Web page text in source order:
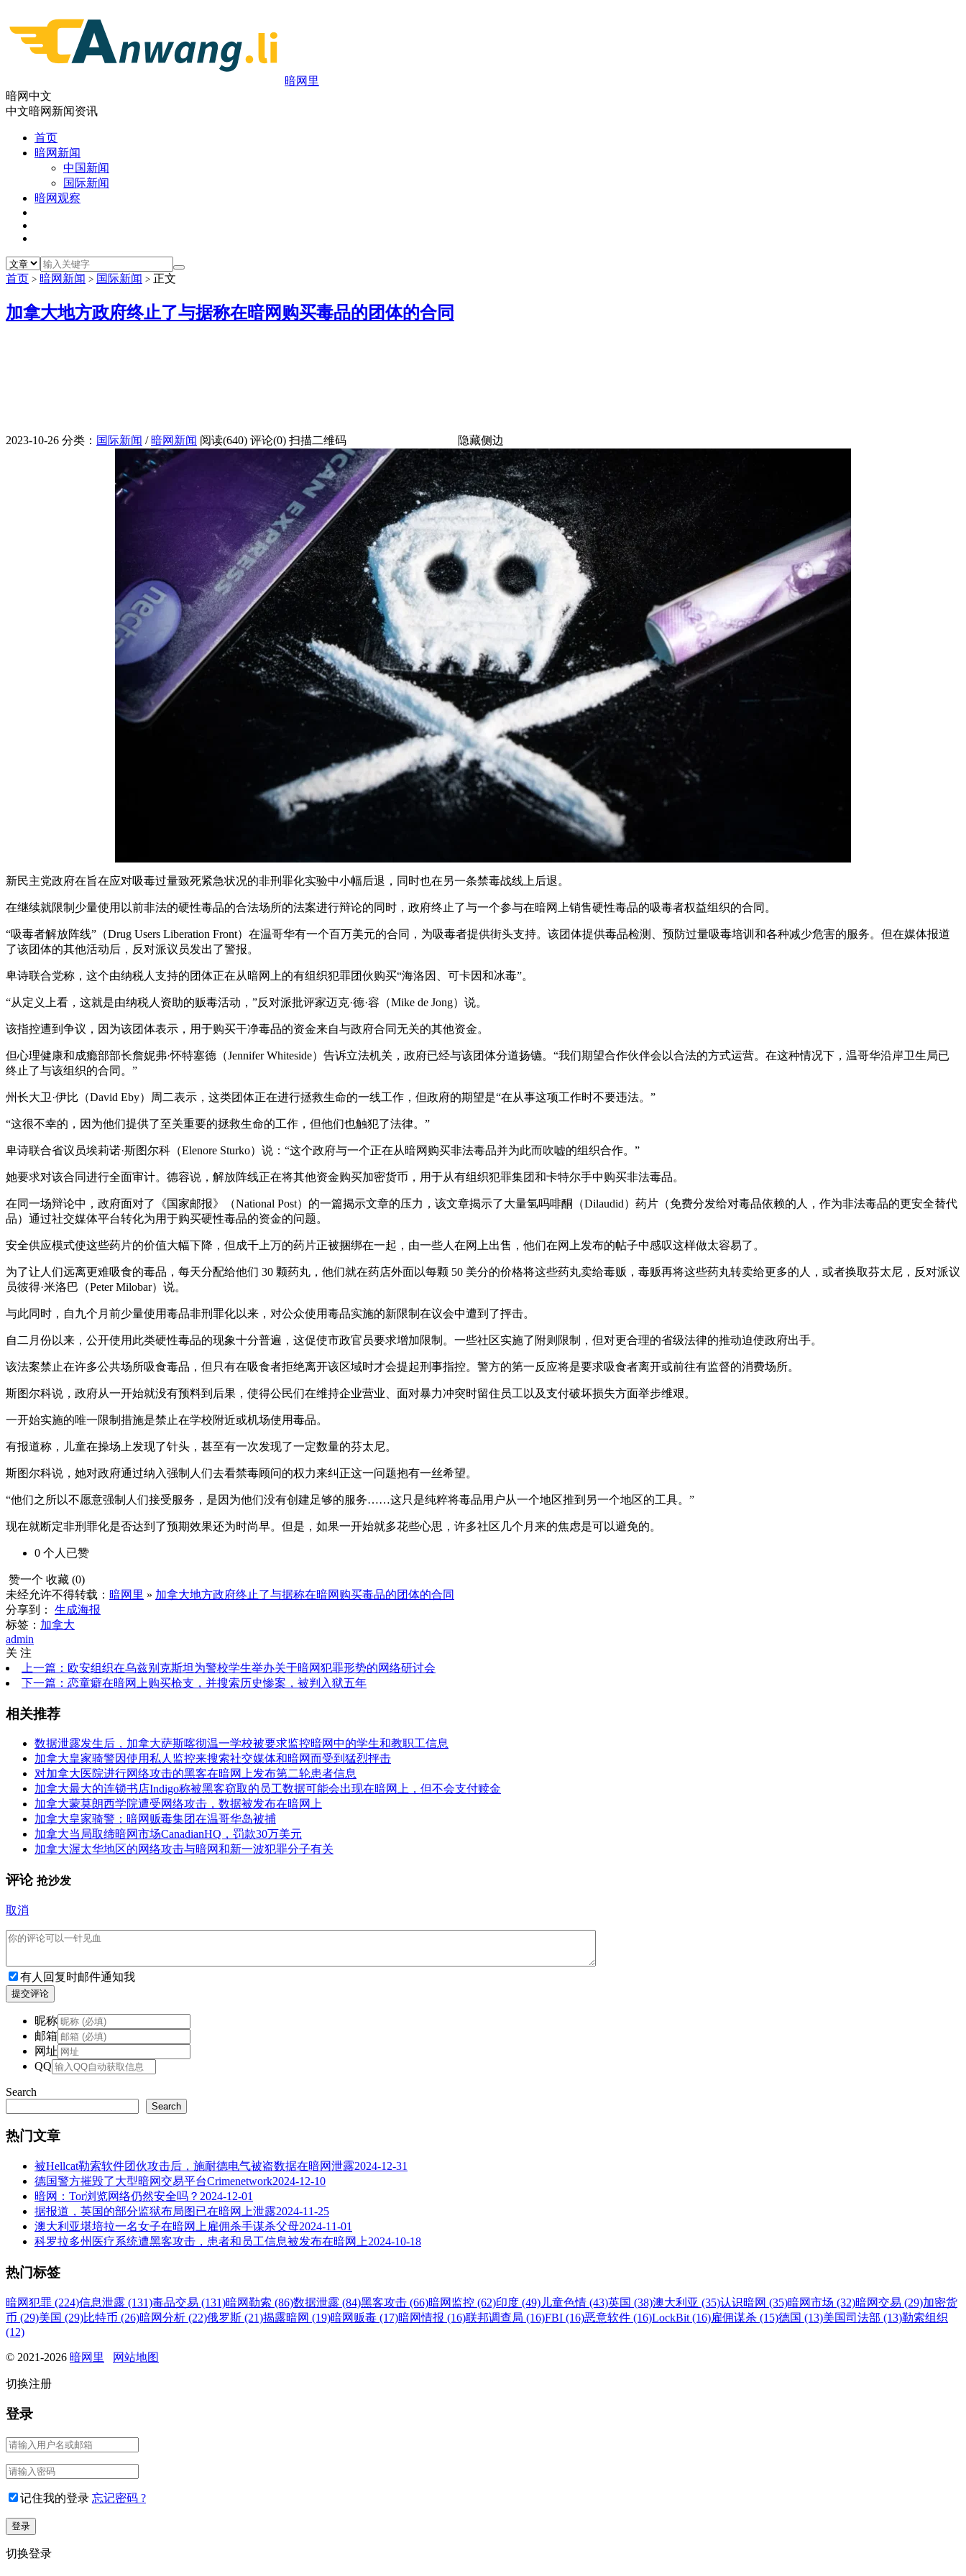
暗网里
暗网中文
中文暗网新闻资讯
首页
暗网新闻
中国新闻
国际新闻
暗网观察
首页 > 暗网新闻 > 国际新闻 > 正文
加拿大地方政府终止了与据称在暗网购买毒品的团体的合同
2023-10-26 分类： 国际新闻 / 暗网新闻 阅读(640) 评论(0) 扫描二维码 隐藏侧边
新民主党政府在旨在应对吸毒过量致死紧急状况的非刑罪化实验中小幅后退，同时也在另一条禁毒战线上后退。
在继续就限制少量使用以前非法的硬性毒品的合法场所的法案进行辩论的同时，政府终止了与一个参与在暗网上销售硬性毒品的吸毒者权益组织的合同。
“吸毒者解放阵线”（Drug Users Liberation Front）在温哥华有一个百万美元的合同，为吸毒者提供街头支持。该团体提供毒品检测、预防过量吸毒培训和各种减少危害的服务。但在媒体报道
了该团体的其他活动后，反对派议员发出了警报。
卑诗联合党称，这个由纳税人支持的团体正在从暗网上的有组织犯罪团伙购买“海洛因、可卡因和冰毒”。
“从定义上看，这就是由纳税人资助的贩毒活动，”反对派批评家迈克·德·容（Mike de Jong）说。
该指控遭到争议，因为该团体表示，用于购买干净毒品的资金来自与政府合同无关的其他资金。
但心理健康和成瘾部部长詹妮弗·怀特塞德（Jennifer Whiteside）告诉立法机关，政府已经与该团体分道扬镳。“我们期望合作伙伴会以合法的方式运营。在这种情况下，温哥华沿岸卫生局已
终止了与该组织的合同。”
州长大卫·伊比（David Eby）周二表示，这类团体正在进行拯救生命的一线工作，但政府的期望是“在从事这项工作时不要违法。”
“这很不幸的，因为他们提供了至关重要的拯救生命的工作，但他们也触犯了法律。”
卑诗联合省议员埃莉诺·斯图尔科（Elenore Sturko）说：“这个政府与一个正在从暗网购买非法毒品并为此而吹嘘的组织合作。”
她要求对该合同进行全面审计。德容说，解放阵线正在将其他资金购买加密货币，用于从有组织犯罪集团和卡特尔手中购买非法毒品。
在同一场辩论中，政府面对了《国家邮报》（National Post）的一篇揭示文章的压力，该文章揭示了大量氢吗啡酮（Dilaudid）药片（免费分发给对毒品依赖的人，作为非法毒品的更安全替代
品）通过社交媒体平台转化为用于购买硬性毒品的资金的问题。
安全供应模式使这些药片的价值大幅下降，但成千上万的药片正被捆绑在一起，由一些人在网上出售，他们在网上发布的帖子中感叹这样做太容易了。
为了让人们远离更难吸食的毒品，每天分配给他们 30 颗药丸，他们就在药店外面以每颗 50 美分的价格将这些药丸卖给毒贩，毒贩再将这些药丸转卖给更多的人，或者换取芬太尼，反对派议
员彼得·米洛巴（Peter Milobar）说。
与此同时，自九个月前少量使用毒品非刑罪化以来，对公众使用毒品实施的新限制在议会中遭到了抨击。
自二月份以来，公开使用此类硬性毒品的现象十分普遍，这促使市政官员要求增加限制。一些社区实施了附则限制，但对更合理的省级法律的推动迫使政府出手。
该法案禁止在许多公共场所吸食毒品，但只有在吸食者拒绝离开该区域时才会提起刑事指控。警方的第一反应将是要求吸食者离开或前往有监督的消费场所。
斯图尔科说，政府从一开始就没有预料到后果，使得公民们在维持企业营业、面对暴力冲突时留住员工以及支付破坏损失方面举步维艰。
一开始实施的唯一限制措施是禁止在学校附近或机场使用毒品。
有报道称，儿童在操场上发现了针头，甚至有一次发现了一定数量的芬太尼。
斯图尔科说，她对政府通过纳入强制人们去看禁毒顾问的权力来纠正这一问题抱有一丝希望。
“他们之所以不愿意强制人们接受服务，是因为他们没有创建足够的服务……这只是纯粹将毒品用户从一个地区推到另一个地区的工具。”
现在就断定非刑罪化是否达到了预期效果还为时尚早。但是，如果一开始就多花些心思，许多社区几个月来的焦虑是可以避免的。
0 个人 已赞
赞一个 收藏 (0)
未经允许不得转载： 暗网里 » 加拿大地方政府终止了与据称在暗网购买毒品的团体的合同
分享到：
生成海报
标签： 加拿大
admin
关 注
上一篇：欧安组织在乌兹别克斯坦为警校学生举办关于暗网犯罪形势的网络研讨会
下一篇：恋童癖在暗网上购买枪支，并搜索历史惨案，被判入狱五年
相关推荐
数据泄露发生后，加拿大萨斯喀彻温一学校被要求监控暗网中的学生和教职工信息
加拿大皇家骑警因使用私人监控来搜索社交媒体和暗网而受到猛烈抨击
对加拿大医院进行网络攻击的黑客在暗网上发布第二轮患者信息
加拿大最大的连锁书店Indigo称被黑客窃取的员工数据可能会出现在暗网上，但不会支付赎金
加拿大蒙莫朗西学院遭受网络攻击，数据被发布在暗网上
加拿大皇家骑警：暗网贩毒集团在温哥华岛被捕
加拿大当局取缔暗网市场CanadianHQ，罚款30万美元
加拿大渥太华地区的网络攻击与暗网和新一波犯罪分子有关
评论 抢沙发
取消
有人回复时邮件通知我
提交评论
昵称
邮箱
网址
QQ
Search
Search
热门文章
被Hellcat勒索软件团伙攻击后，施耐德电气被盗数据在暗网泄露2024-12-31
德国警方摧毁了大型暗网交易平台Crimenetwork2024-12-10
暗网：Tor浏览网络仍然安全吗？ 2024-12-01
据报道，英国的部分监狱布局图已在暗网上泄露2024-11-25
澳大利亚堪培拉一名女子在暗网上雇佣杀手谋杀父母2024-11-01
科罗拉多州医疗系统遭黑客攻击，患者和员工信息被发布在暗网上2024-10-18
热门标签
暗网犯罪 (224)信息泄露 (131)毒品交易 (131)暗网勒索 (86)数据泄露 (84)黑客攻击 (66)暗网监控 (62)印度 (49) 儿童色情 (43)英国 (38)澳大利亚 (35)认识暗网 (35)暗网市场 (32)暗网交易 (29)加密货
币 (29)美国 (29)比特币 (26)暗网分析 (22)俄罗斯 (21)揭露暗网 (19)暗网贩毒 (17)暗网情报 (16)联邦调查局 (16)FBI (16)恶意软件 (16)LockBit (16)雇佣谋杀 (15)德国 (13)美国司法部 (13)勒索组织
(12)
© 2021-2026 暗网里 网站地图
切换注册
登录
记住我的登录 忘记密码 ?
切换登录